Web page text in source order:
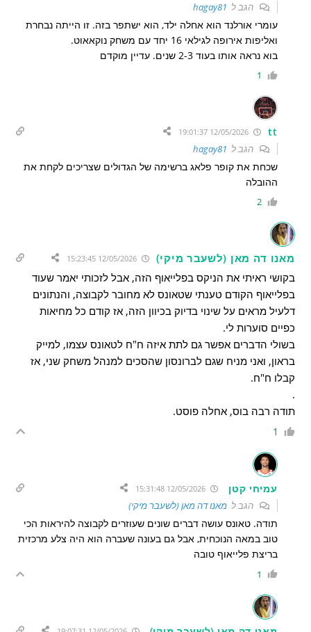
הגב ל hagay81
עומרי אורלנד הוא אחלה ילד, הוא ישתפר בזה. זו הייתה נבחרת
ואליפות אירופה לגילאי 16 יחד עם משחק נוקאאוט.
בוא נראה אותו בעוד 2-3 שנים. עדיין מוקדם
1
tt
הגב ל hagay81
שכחת את קופר פלאג ברשימה של הגדולים שצריכים לקחת את
ההובלה
2
מאנו דה מאן (לשעבר מיקי) 12/05/2026 15:23:45
בקושי ראיתי את הניקס בפלייאוף הזה, אבל לזכותי יאמר שעוד
בפלייאוף הקודם טענתי שטאונס לא מחובר לקבוצה, והנתונים
דלעיל מראים על שינוי בדיוק בכיוון הזה, אז קודם כל מחיאות
כפיים סוערות לי.
בשולי הדברים אפשר גם לתת איזה ח"ח לטאונס עצמו, למייק
בראון, ואני מניח שגם לברונסון שהסכים למנהל משחק שני, אז
קבלו ח"ח.
.
תודה רבה בוס, אחלה פוסט.
1
עמיחי קטן
הגב למאנו דה מאן (לשעבר מיקי)
תודה. טאונס עושה דברים שונים שעוזרים לקבוצה להיראות הכי
טוב במאה הנוכחית, אבל גם בעונה שעברה הוא היה צלע מרכזית
בריצת פלייאוף טובה
1